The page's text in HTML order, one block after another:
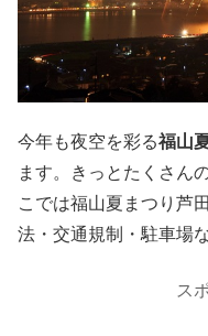
今年も夜空を彩る福山
ます。きっとたくさん
こでは福山夏まつり芦
法・交通規制・駐車場
ス